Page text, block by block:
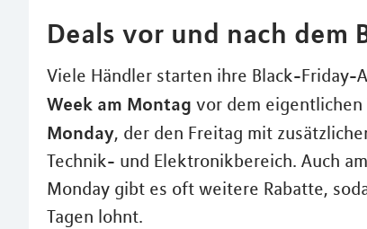
Deals vor und nach dem
Viele Händler starten ihre Black-Friday-
Week am Montag vor dem eigentlichen
Monday, der den Freitag mit
Technik- und Elektronikbereich. Auch
Monday gibt es oft weitere Rabatte,
Tagen lohnt.